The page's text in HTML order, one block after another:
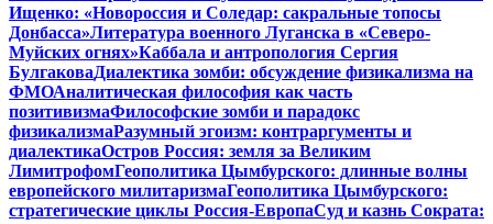
Ищенко: «Новороссия и Соледар: сакральные топосы
Донбасса»Литература военного Луганска в «Северо-
Муйских огнях»Каббала и антропология Сергия
БулгаковаДиалектика зомби: обсуждение физикализма на
ФМОАналитическая философия как часть
позитивизмаФилософские зомби и парадокс
физикализмаРазумный эгоизм: контраргументы и
диалектикаОстров Россия: земля за Великим
ЛимитрофомГеополитика Цымбурского: длинные волны
европейского милитаризмаГеополитика Цымбурского:
стратегические циклы Россия-ЕвропаСуд и казнь Сократа: